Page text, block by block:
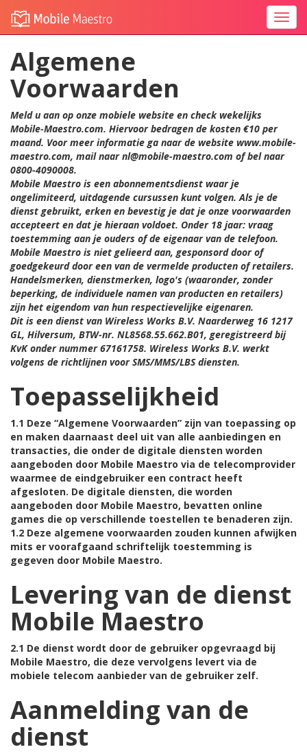
Algemene
Voorwaarden
Meld u aan op onze mobiele website en check wekelijks
Mobile-Maestro.com. Hiervoor bedragen de kosten €10 per
maand. Voor meer informatie ga naar de website www.mobile-
maestro.com, mail naar nl@mobile-maestro.com of bel naar
0800-4090008.
Mobile Maestro is een abonnementsdienst waar je
ongelimiteerd, uitdagende cursussen kunt volgen. Als je de
dienst gebruikt, erken en bevestig je dat je onze voorwaarden
accepteert en dat je hieraan voldoet. Onder 18 jaar: vraag
toestemming aan je ouders of de eigenaar van de telefoon.
Mobile Maestro is niet gelieerd aan, gesponsord door of
goedgekeurd door een van de vermelde producten of retailers.
Handelsmerken, dienstmerken, logo's (waaronder, zonder
beperking, de individuele namen van producten en retailers)
zijn het eigendom van hun respectievelijke eigenaren.
Dit is een dienst van Wireless Works B.V. Naarderweg 16 1217
GL, Hilversum, BTW-nr. NL8568.55.662.B01, geregistreerd bij
KvK onder nummer 67161758. Wireless Works B.V. werkt
volgens de richtlijnen voor SMS/MMS/LBS diensten.
Toepasselijkheid
1.1 Deze “Algemene Voorwaarden” zijn van toepassing op
en maken daarnaast deel uit van alle aanbiedingen en
transacties, die onder de digitale diensten worden
aangeboden door Mobile Maestro via de telecomprovider
waarmee de eindgebruiker een contract heeft
afgesloten. De digitale diensten, die worden
aangeboden door Mobile Maestro, bevatten online
games die op verschillende toestellen te benaderen zijn.
1.2 Deze algemene voorwaarden zouden kunnen afwijken
mits er voorafgaand schriftelijk toestemming is
gegeven door Mobile Maestro.
Levering van de dienst
Mobile Maestro
2.1 De dienst wordt door de gebruiker opgevraagd bij
Mobile Maestro, die deze vervolgens levert via de
mobiele telecom aanbieder van de gebruiker zelf.
Aanmelding van de
dienst